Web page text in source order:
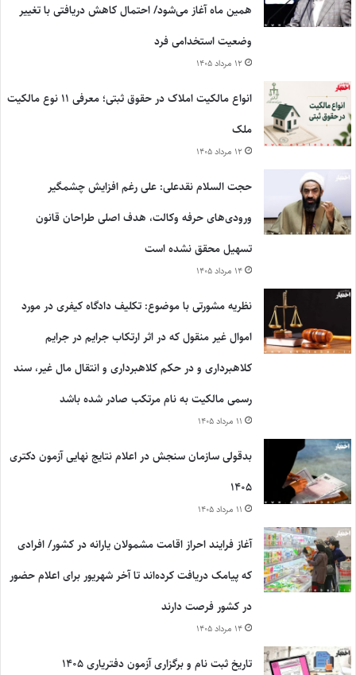
همین ماه آغاز می‌شود/ احتمال کاهش دریافتی با تغییر
وضعیت استخدامی فرد
۱۲ مرداد ۱۴۰۵
انواع مالکیت املاک در حقوق ثبتی؛ معرفی ۱۱ نوع مالکیت
ملک
۱۲ مرداد ۱۴۰۵
حجت السلام نقدعلی: علی رغم افزایش چشمگیر
ورودی‌های حرفه وکالت، هدف اصلی طراحان قانون
تسهیل محقق نشده است
۱۴ مرداد ۱۴۰۵
نظریه مشورتی با موضوع: تکلیف دادگاه کیفری در مورد
اموال غیر منقول که در اثر ارتکاب جرایم در جرایم
کلاهبرداری و در حکم کلاهبرداری و انتقال مال غیر، سند
رسمی مالکیت به نام مرتکب صادر شده باشد
۱۱ مرداد ۱۴۰۵
بدقولی سازمان سنجش در اعلام نتایج نهایی آزمون دکتری
۱۴۰۵
۱۱ مرداد ۱۴۰۵
آغاز فرایند احراز اقامت مشمولان یارانه در کشور/ افرادی
که پیامک دریافت کرده‌اند تا آخر شهریور برای اعلام حضور
در کشور فرصت دارند
۱۴ مرداد ۱۴۰۵
تاریخ ثبت نام و برگزاری آزمون دفتریاری ۱۴۰۵